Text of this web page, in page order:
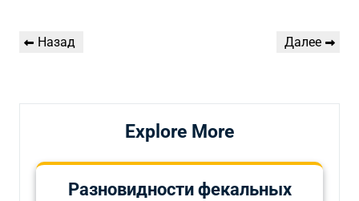
Навигация
Предыдущая
Назад
Следующая
Далее
Explore More
Разновидности фекальных